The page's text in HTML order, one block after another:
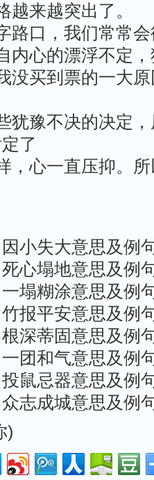
越来越突出了。
路口，我们常常
内心的漂浮不定
没买到票的一大
犹豫不决的决定
了
，心一直压抑。
小失大意思及例
心塌地意思及例
塌糊涂意思及例
报平安意思及例
深蒂固意思及例
团和气意思及例
鼠忌器意思及例
志成城意思及例
)